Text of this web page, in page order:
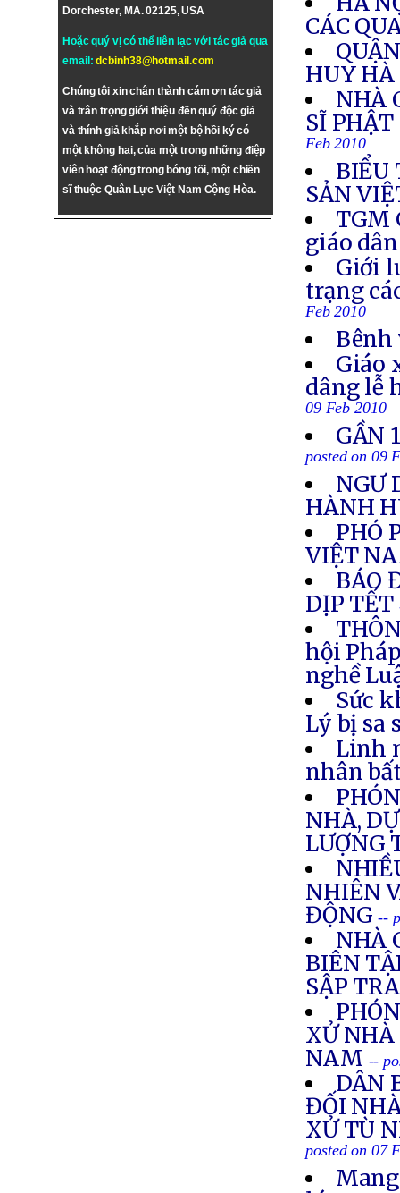
Dorchester, MA. 02125, USA
Hoặc quý vị có thể liên lạc với tác giả qua
email:dcbinh38@hotmail.com
Chúng tôi xin chân thành cám ơn tác giả
và trân trọng giới thiệu đến quý độc giả
và thính giả khắp nơi một bộ hồi ký có
một không hai, của một trong những điệp
viên hoạt động trong bóng tối, một chiến
sĩ thuộc Quân Lực Việt Nam Cộng Hòa.
CÁC
HUY
NHÀ
SĨ
Feb 2010
BIỂU
SẢN
TGM
giáo
Giới
trạng
Feb 2010
Bênh
Giáo
dâng lễ
09 Feb 2010
GẦN
posted on 09
NGƯ
HÀNH
PHÓ
VIỆT
BÁO
DỊP TẾT
hội
nghề
Sức
Lý bị sa
Linh
nhân
NHÀ,
LƯỢNG
NHIÊN
ĐỘNG --
NHÀ
BIÊN
SẬP
XỬ
NAM --
DÂN
ĐỐI
XỬ TÙ
posted on 07